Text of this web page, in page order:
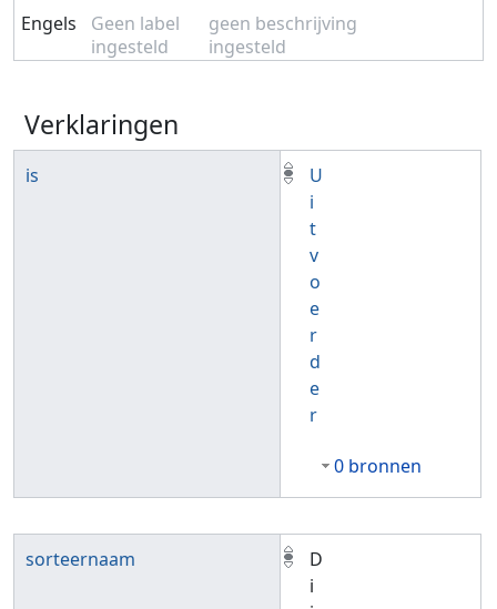
Engels
Geen label
ingesteld
geen beschrijving
ingesteld
Verklaringen
is
U
i
t
v
o
e
r
d
e
r
0 bronnen
sorteernaam
D
i